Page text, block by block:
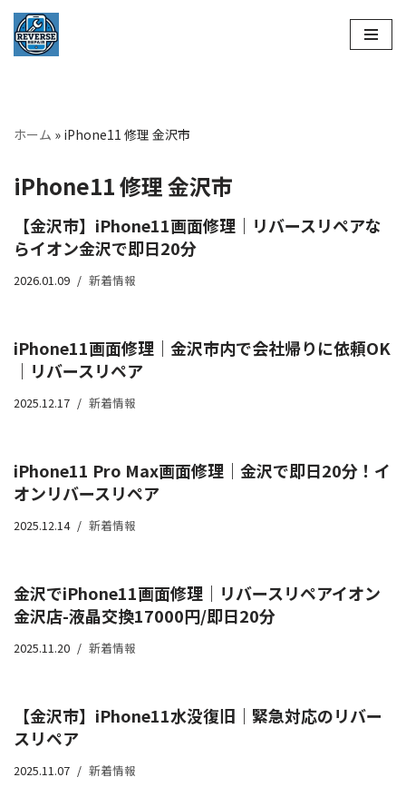
コ
ツ
ス
ッ
プ
ホーム » iPhone11 修理 金沢市
iPhone11 修理 金沢市
【金沢市】iPhone11画面修理｜リバースリペアな
らイオン金沢で即日20分
2026.01.09 新着情報
iPhone11画面修理｜金沢市内で会社帰りに依頼OK
｜リバースリペア
2025.12.17 新着情報
iPhone11 Pro Max画面修理｜金沢で即日20分！イ
オンリバースリペア
2025.12.14 新着情報
金沢でiPhone11画面修理｜リバースリペアイオン
金沢店-液晶交換17000円/即日20分
2025.11.20 新着情報
【金沢市】iPhone11水没復旧｜緊急対応のリバー
スリペア
2025.11.07 新着情報